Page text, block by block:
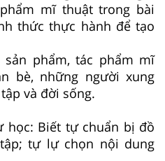
mĩ thuật trong bài
thức thực hành để tạo
phẩm, tác phẩm mĩ
bè, những người xung
và đời sống.
học: Biết tự chuẩn bị đồ
tự lự chọn nội dung